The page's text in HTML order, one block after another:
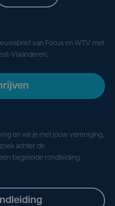
van Focus en WTV met
Vlaanderen.
en wil je met jouw vereniging,
achter de
begeleide rondleiding